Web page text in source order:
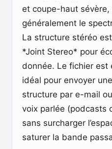
et coupe-haut sévère,
généralement le
La structure stéréo
*Joint Stereo* pour
donnée. Le fichier est
idéal pour envoyer
structure par e-mail
voix parlée (podcasts
sans surcharger
saturer la bande